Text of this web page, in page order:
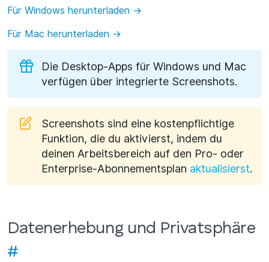
Für Windows herunterladen →
Für Mac herunterladen →
Die Desktop-Apps für Windows und Mac
verfügen über integrierte Screenshots.
Screenshots sind eine kostenpflichtige
Funktion, die du aktivierst, indem du
deinen Arbeitsbereich auf den Pro- oder
Enterprise-Abonnementsplan aktualisierst.
Datenerhebung und Privatsphäre
#